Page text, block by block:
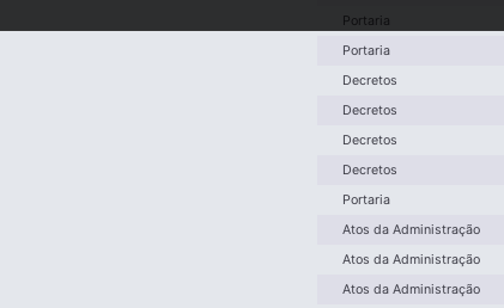
Portaria
Portaria
Decretos
Decretos
Decretos
Decretos
Portaria
Atos da Administração
Atos da Administração
Atos da Administração